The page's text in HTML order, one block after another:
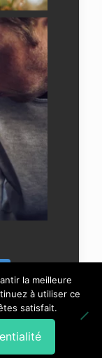
la meilleure
à utiliser ce
satisfait.